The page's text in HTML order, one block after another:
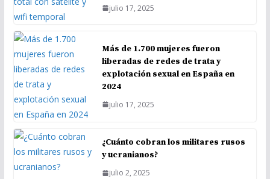
julio 17, 2025
Más de 1.700 mujeres fueron
liberadas de redes de trata y
explotación sexual en España en
2024
julio 17, 2025
¿Cuánto cobran los militares rusos
y ucranianos?
julio 2, 2025